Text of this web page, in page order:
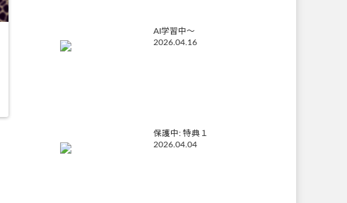
AI学習中〜
2026.04.16
保護中: 特典１
2026.04.04